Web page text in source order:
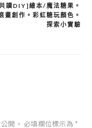
讀DIY]繪本/魔法糖果。
畫創作。彩虹糖玩顏色。
探索小實驗
開。 必填欄位標示為 *